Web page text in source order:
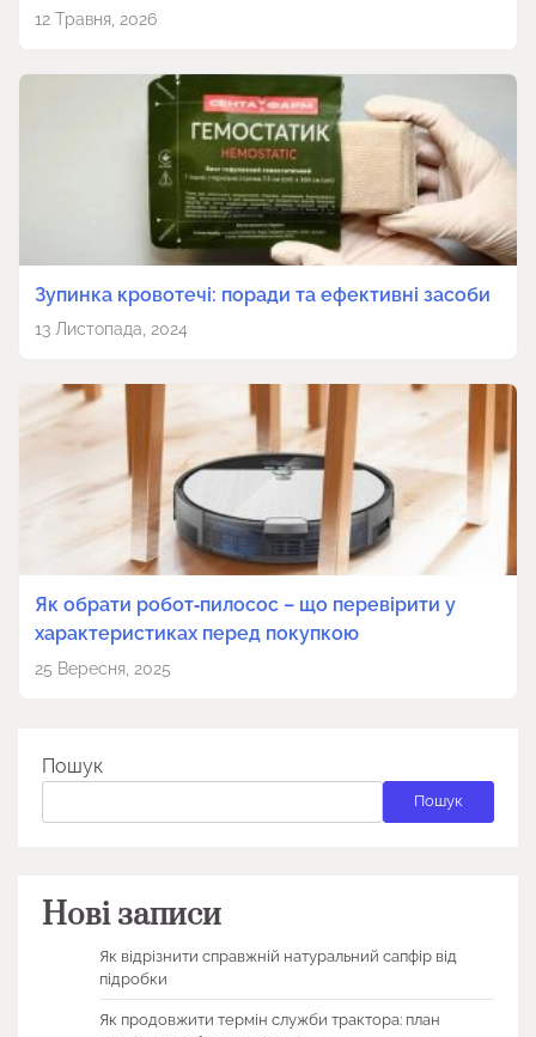
12 Травня, 2026
Зупинка кровотечі: поради та ефективні засоби
13 Листопада, 2024
Як обрати робот‑пилосос – що перевірити у
характеристиках перед покупкою
25 Вересня, 2025
Пошук
Пошук
Нові записи
Як відрізнити справжній натуральний сапфір від
підробки
Як продовжити термін служби трактора: план